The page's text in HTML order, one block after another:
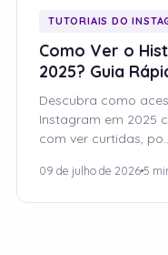
TUTORIAIS DO
Como Ver o
2025? Guia
Descubra como
Instagram em 2025
com ver curtidas,
09 de julho de 2026 5